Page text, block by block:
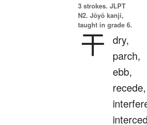
3 strokes. JLPT
N2. Jōyō kanji,
taught in grade 6.
干 dry,
parch,
ebb,
recede,